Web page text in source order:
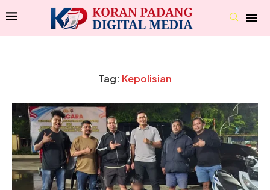
Tag: Kepolisian